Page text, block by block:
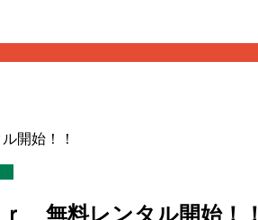
開始！！
無料レンタル開始！！